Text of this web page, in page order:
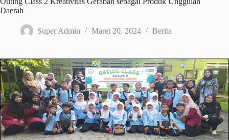
Daerah
Super Admin Maret 20, 2024 Berita